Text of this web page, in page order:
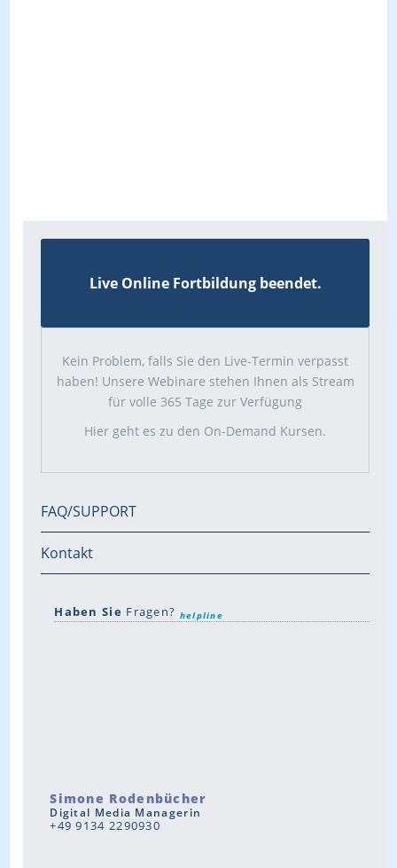
Live Online Fortbildung beendet.
Kein Problem, falls Sie den Live-Termin verpasst
haben! Unsere Webinare stehen Ihnen als Stream
für volle 365 Tage zur Verfügung
Hier geht es zu den On-Demand Kursen.
FAQ/SUPPORT
Kontakt
Haben Sie Fragen? helpline
Simone Rodenbücher
Digital Media Managerin
+49 9134 2290930